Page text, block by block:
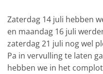
Zaterdag 14 juli hebben
en maandag 16 juli
zaterdag 21 juli nog wel
Pa in vervulling te laten
hebben we in het